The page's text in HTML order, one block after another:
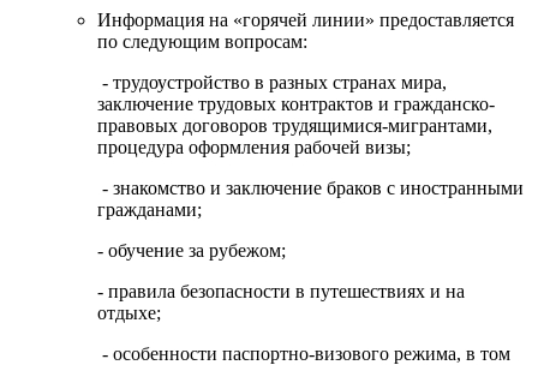
Информация на «горячей линии» предоставляется
по следующим вопросам:
- трудоустройство в разных странах мира,
заключение трудовых контрактов и гражданско-
правовых договоров трудящимися-мигрантами,
процедура оформления рабочей визы;
- знакомство и заключение браков с иностранными
гражданами;
- обучение за рубежом;
- правила безопасности в путешествиях и на
отдыхе;
- особенности паспортно-визового режима, в том